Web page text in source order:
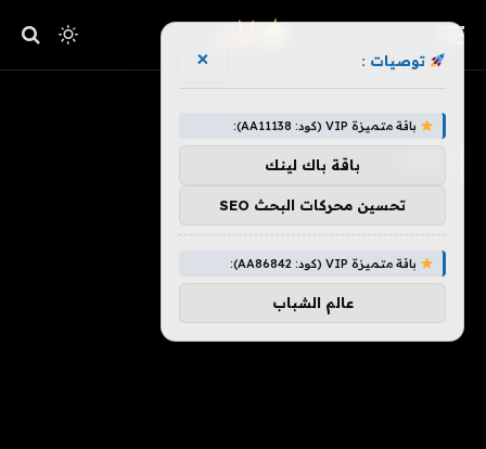
توصيات : ×
باقة متميزة VIP (كود: AA11138):
باقة باك لينك
تحسين محركات البحث SEO
باقة متميزة VIP (كود: AA86842):
عالم الشباب